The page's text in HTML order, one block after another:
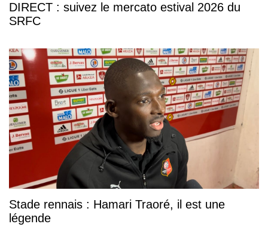
DIRECT : suivez le mercato estival 2026 du
SRFC
Stade rennais : Hamari Traoré, il est une
légende